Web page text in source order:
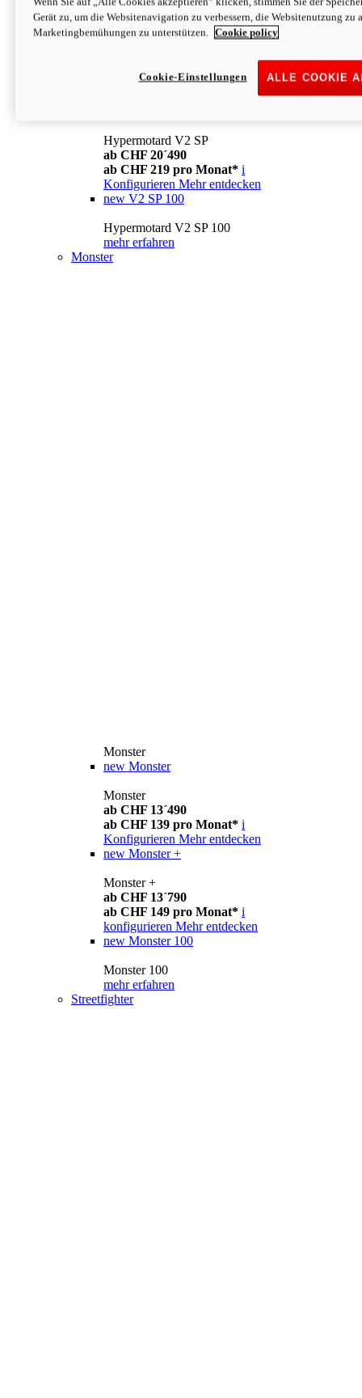
Konfigurieren Mehr entdecken
newV2
ab CHF 169 pro Monat* i
Mehr entdecken
Hypermotard V2 SP
ab CHF 20´490
ab CHF 219 pro Monat* i
Konfigurieren Mehr entdecken
new V2 SP 100
Hypermotard V2 SP 100
mehr erfahren
Monster
Monster
new Monster
Monster
ab CHF 13´490
ab CHF 139 pro Monat* i
Konfigurieren Mehr entdecken
new Monster +
Monster +
ab CHF 13´790
ab CHF 149 pro Monat* i
konfigurieren Mehr entdecken
new Monster 100
Monster 100
mehr erfahren
Streetfighter
Gerät zu, um die Websitenavigation zu verbessern, die Websitenutzung zu
Marketingbemühungen zu unterstützen.
Cookie policy
ALLE COOKIE
Cookie-Einstellungen